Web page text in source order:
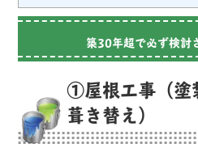
築30年超で必ず検討
①屋根工事（塗
葺き替え）